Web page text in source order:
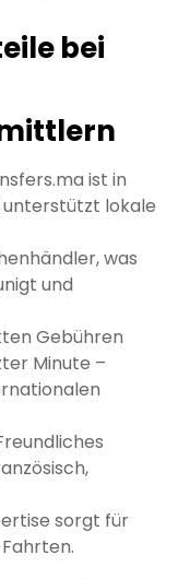
bei
ist in
unterstützt lokale
was
und
Gebühren
Minute –
sorgt für